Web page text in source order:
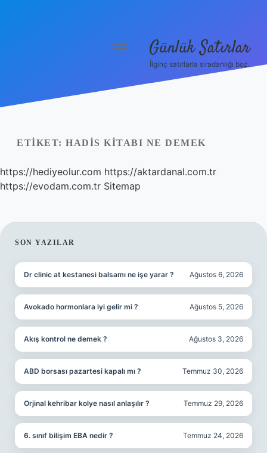
Yasal Uyarı
Hakkımızda
menüyü Günlük Satırlar
İlginç satırlarla sıradanlığı boz.
ETIKET: HADIS KITABI NE DEMEK
https://hediyeolur.com https://aktardanal.com.tr
https://evodam.com.tr Sitemap
SIDEBAR
SON YAZILAR
Dr clinic at kestanesi balsamı ne işe yarar ? Ağustos 6, 2026
Avokado hormonlara iyi gelir mi ? Ağustos 5, 2026
Akış kontrol ne demek ? Ağustos 3, 2026
ABD borsası pazartesi kapalı mı ? Temmuz 30, 2026
Orjinal kehribar kolye nasıl anlaşılır ? Temmuz 29, 2026
6. sınıf bilişim EBA nedir ? Temmuz 24, 2026